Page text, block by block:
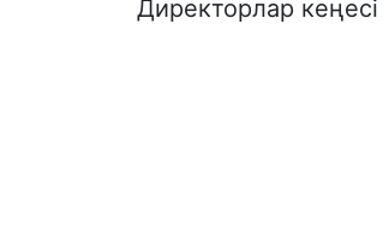
Директорлар кеңесі